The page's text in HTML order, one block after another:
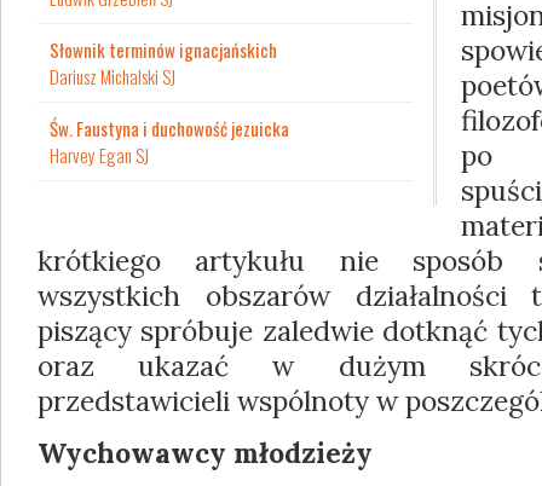
Słownik terminów ignacjańskich
Dariusz Michalski SJ
Św. Faustyna i duchowość jezuicka
Harvey Egan SJ
po
krótkiego artykułu nie sposób
wszystkich obszarów działalności
piszący spróbuje zaledwie dotknąć
oraz ukazać w dużym
przedstawicieli wspólnoty w
Wychowawcy młodzieży